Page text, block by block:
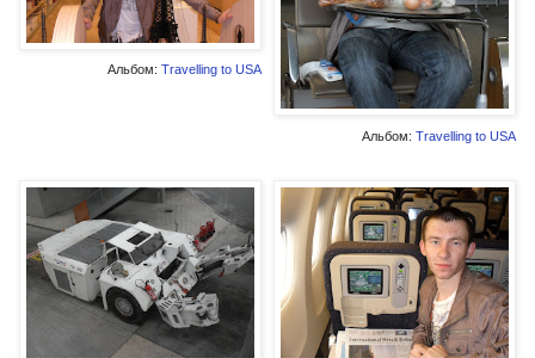
Альбом: Travelling to USA
Альбом: Travelling to USA